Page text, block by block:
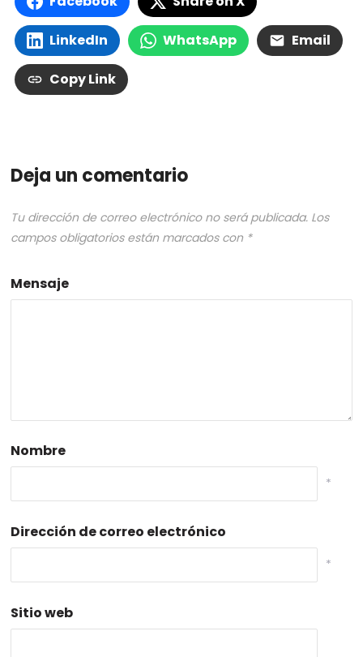
LinkedIn WhatsApp Email
Copy Link
Deja un comentario
Tu dirección de correo electrónico no será publicada. Los
campos obligatorios están marcados con *
Mensaje
Nombre
*
Dirección de correo electrónico
*
Sitio web